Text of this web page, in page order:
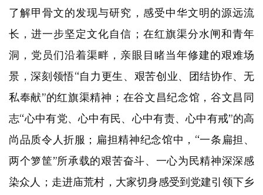
了解甲骨文的发现与研究，感受中华文明的源远流
长，进一步坚定文化自信；在红旗渠分水闸和青年
洞，党员们沿着渠畔，亲眼目睹当年修建的艰难场
景，深刻领悟“自力更生、艰苦创业、团结协作、无
私奉献”的红旗渠精神；在谷文昌纪念馆，谷文昌同
志“心中有党、心中有民、心中有责、心中有戒”的高
尚品质令人折服；扁担精神纪念馆中，“一条扁担、
两个箩筐”所承载的艰苦奋斗、一心为民精神深深感
染众人；走进庙荒村，大家切身感受到党建引领下乡